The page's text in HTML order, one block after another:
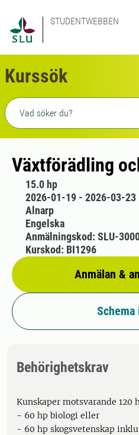
STUDENTWEBBEN
Kurssök
Fritext sökning
Växtförädling
15.0 hp
2026-01-19 - 2026-03-23
Alnarp
Engelska
Anmälan &
Anmälningskod: SLU-
Kurskod: BI1296
Behörighetskrav
Kunskaper motsvarande
- 60 hp biologi eller
- 60 hp skogsvetenskap